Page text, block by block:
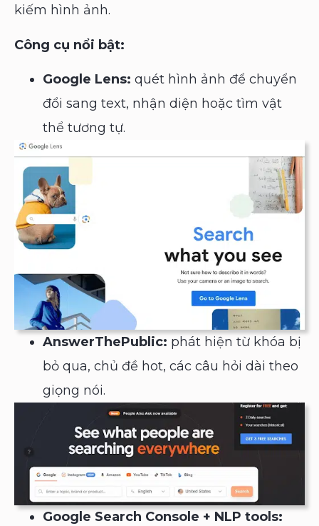
kiếm hình ảnh.
Công cụ nổi bật:
Google Lens: quét hình ảnh để chuyển
đổi sang text, nhận diện hoặc tìm vật
thể tương tự.
AnswerThePublic: phát hiện từ khóa bị
bỏ qua, chủ đề hot, các câu hỏi dài theo
giọng nói.
Google Search Console + NLP tools: